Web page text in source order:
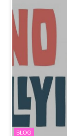
BLOG